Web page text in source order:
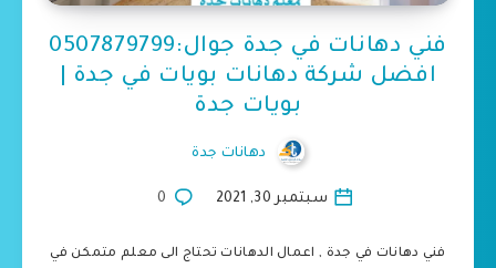
فني دهانات في جدة جوال:0507879799
افضل شركة دهانات بويات في جدة |
بويات جدة
دهانات جدة
سبتمبر 30, 2021 0
فني دهانات في جدة , اعمال الدهانات تحتاج الى معلم متمكن في